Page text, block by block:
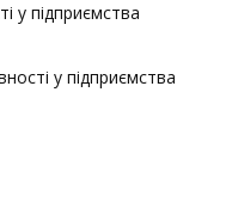
у підприємства
у підприємства